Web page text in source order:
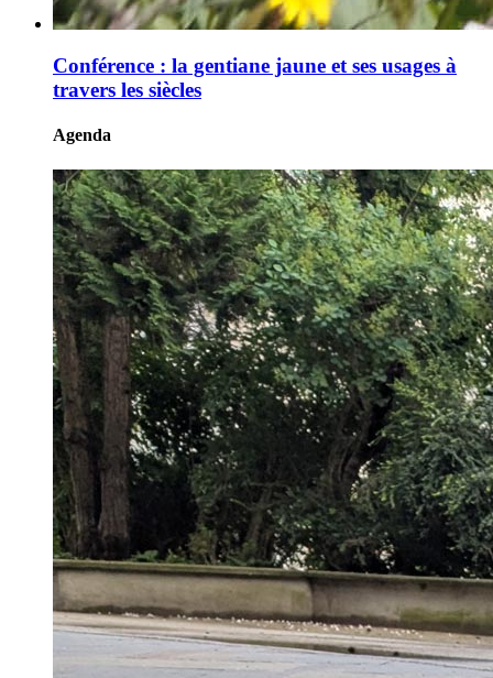
Conférence : la gentiane jaune et ses usages à
travers les siècles
Agenda